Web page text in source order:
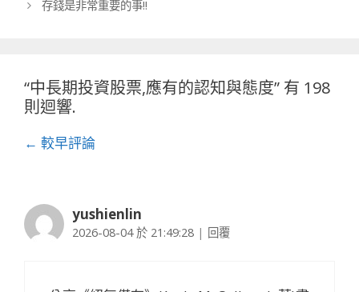
存錢是非常重要的事!!
“中長期投資股票,應有的認知與態度” 有 198
則迴響.
評論導航列
← 較早評論
yushienlin
2026-08-04 於 21:49:28 | 回覆